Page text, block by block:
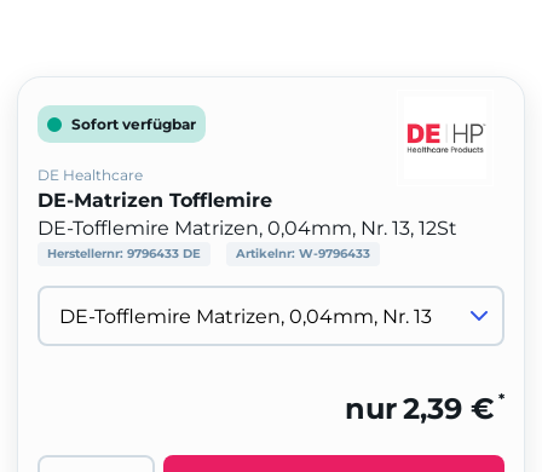
Sofort verfügbar
DE Healthcare
DE-Matrizen Tofflemire
DE-Tofflemire Matrizen, 0,04mm, Nr. 13, 12St
Herstellernr: 9796433 DE Artikelnr: W-9796433
nur2,39 € *